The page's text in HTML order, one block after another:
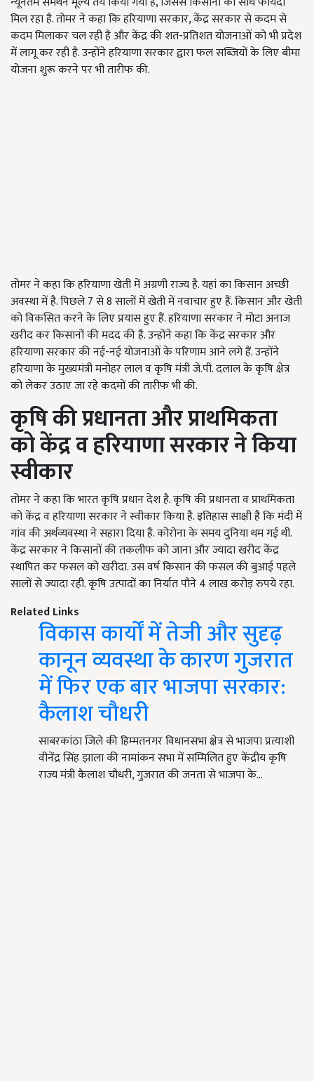
मिल रहा है. तोमर ने कहा कि हरियाणा सरकार, केंद्र सरकार से कदम से
कदम मिलाकर चल रही है और केंद्र की शत-प्रतिशत योजनाओं को भी प्रदेश
में लागू कर रही है. उन्होंने हरियाणा सरकार द्वारा फल सब्जियों के लिए बीमा
योजना शुरू करने पर भी तारीफ की.
तोमर ने कहा कि हरियाणा खेती में अग्रणी राज्य है. यहां का किसान अच्छी
अवस्था में है. पिछले7से8सालों में खेती में नवाचार हुए हैं. किसान और खेती
को विकसित करने के लिए प्रयास हुए हैं. हरियाणा सरकार ने मोटा अनाज
खरीद कर किसानों की मदद की है. उन्होंने कहा कि केंद्र सरकार और
हरियाणा सरकार की नई-नई योजनाओं के परिणाम आने लगे हैं. उन्होंने
हरियाणा के मुख्यमंत्री मनोहर लाल व कृषि मंत्री जे.पी.दलाल के कृषि क्षेत्र
को लेकर उठाए जा रहे कदमों की तारीफ भी की.
कृषिकीप्रधानताऔरप्राथमिकता
कोकेंद्रवहरियाणासरकारनेकिया
स्वीकार
तोमर ने कहा कि भारत कृषि प्रधान देश है. कृषि की प्रधानता व प्राथमिकता
को केंद्र व हरियाणा सरकार ने स्वीकार किया है. इतिहास साक्षी है कि मंदी में
गांव की अर्थव्यवस्था ने सहारा दिया है. कोरोना के समय दुनिया थम गई थी.
केंद्र सरकार ने किसानों की तकलीफ को जाना और ज्यादा खरीद केंद्र
स्थापित कर फसल को खरीदा. उस वर्ष किसान की फसल की बुआई पहले
सालों से ज्यादा रही. कृषि उत्पादों का निर्यात पौने4लाख करोड़ रुपये रहा.
Related Links
विकास कार्यों में तेजी और सुदृढ़
कानून व्यवस्था के कारण गुजरात
में फिर एक बार भाजपा सरकार:
कैलाश चौधरी
साबरकांठा जिले की हिम्मतनगर विधानसभा क्षेत्र से भाजपा प्रत्याशी
वीनेंद्र सिंह झाला की नामांकन सभा में सम्मिलित हुए केंद्रीय कृषि
राज्य मंत्री कैलाश चौधरी, गुजरात की जनता से भाजपा के…